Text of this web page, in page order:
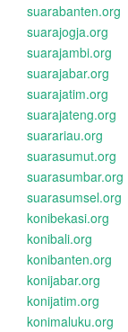
suarabanten.org
suarajogja.org
suarajambi.org
suarajabar.org
suarajatim.org
suarajateng.org
suarariau.org
suarasumut.org
suarasumbar.org
suarasumsel.org
konibekasi.org
konibali.org
konibanten.org
konijabar.org
konijatim.org
konimaluku.org